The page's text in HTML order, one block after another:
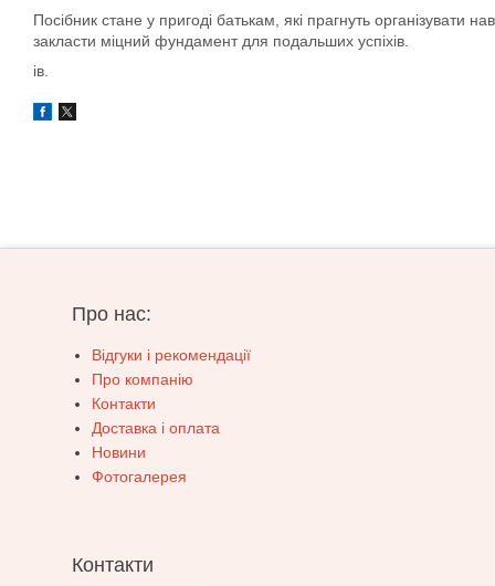
Посібник стане у пригоді батькам, які прагнуть
закласти міцний фундамент для подальших успіхів.
ів.
Про нас:
Відгуки і рекомендації
Про компанію
Контакти
Доставка і оплата
Новини
Фотогалерея
Контакти